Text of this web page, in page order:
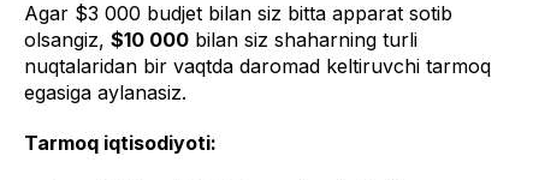
Agar $3 000 budjet bilan siz bitta apparat sotib
olsangiz, $10 000 bilan siz shaharning turli
nuqtalaridan bir vaqtda daromad keltiruvchi tarmoq
egasiga aylanasiz.
Tarmoq iqtisodiyoti: